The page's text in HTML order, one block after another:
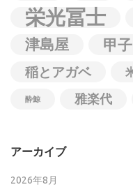
栄光冨士
津島屋 甲子
稲とアガベ
酔鯨 雅楽代
アーカイブ
2026年8月